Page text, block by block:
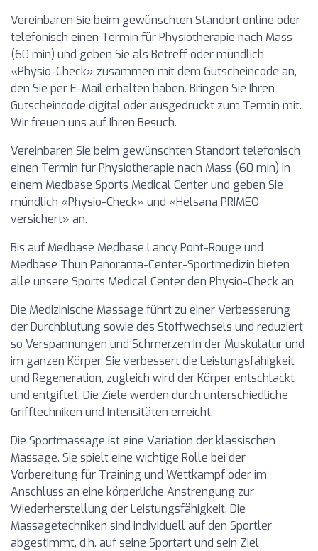
Vereinbaren Sie beim gewünschten Standort online oder
telefonisch einen Termin für Physiotherapie nach Mass
(60 min) und geben Sie als Betreff oder mündlich
«Physio-Check» zusammen mit dem Gutscheincode an,
den Sie per E-Mail erhalten haben. Bringen Sie Ihren
Gutscheincode digital oder ausgedruckt zum Termin mit.
Wir freuen uns auf Ihren Besuch.
Vereinbaren Sie beim gewünschten Standort telefonisch
einen Termin für Physiotherapie nach Mass (60 min) in
einem Medbase Sports Medical Center und geben Sie
mündlich «Physio-Check» und «Helsana PRIMEO
versichert» an.
Bis auf Medbase Medbase Lancy Pont-Rouge und
Medbase Thun Panorama-Center-Sportmedizin bieten
alle unsere Sports Medical Center den Physio-Check an.
Die Medizinische Massage führt zu einer Verbesserung
der Durchblutung sowie des Stoffwechsels und reduziert
so Verspannungen und Schmerzen in der Muskulatur und
im ganzen Körper. Sie verbessert die Leistungsfähigkeit
und Regeneration, zugleich wird der Körper entschlackt
und entgiftet. Die Ziele werden durch unterschiedliche
Grifftechniken und Intensitäten erreicht.
Die Sportmassage ist eine Variation der klassischen
Massage. Sie spielt eine wichtige Rolle bei der
Vorbereitung für Training und Wettkampf oder im
Anschluss an eine körperliche Anstrengung zur
Wiederherstellung der Leistungsfähigkeit. Die
Massagetechniken sind individuell auf den Sportler
abgestimmt, d.h. auf seine Sportart und sein Ziel